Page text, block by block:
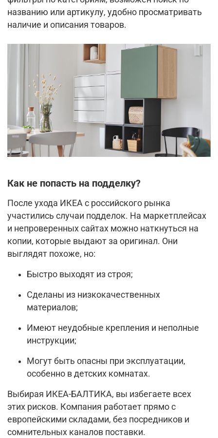
названию или артикулу, удобно просматривать
наличие и описания товаров.
Как не попасть на подделку?
После ухода ИКЕА с российского рынка
участились случаи подделок. На маркетплейсах
и непроверенных сайтах можно наткнуться на
копии, которые выдают за оригинал. Они
выглядят похоже, но:
Быстро выходят из строя;
Сделаны из низкокачественных
материалов;
Имеют неудобные крепления и неполные
инструкции;
Могут быть опасны при эксплуатации,
особенно в детских комнатах.
Выбирая ИКЕА-БАЛТИКА, вы избегаете всех
этих рисков. Компания работает прямо с
европейскими складами, без посредников и
сомнительных каналов поставки.